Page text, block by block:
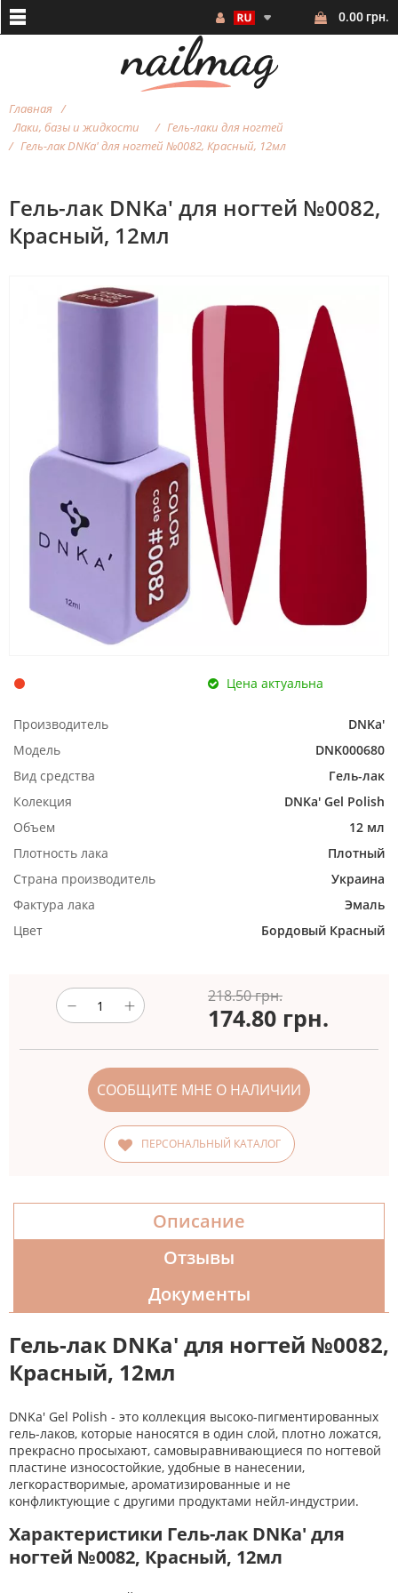
0.00 грн.
Главная
Лаки, базы и жидкости
Гель-лаки для ногтей
Гель-лак DNKa' для ногтей №0082, Красный, 12мл
Гель-лак DNKa' для ногтей №0082,
Красный, 12мл
Цена актуальна
Производитель
DNKa'
Модель
DNK000680
Вид средства
Гель-лак
Колекция
DNKa' Gel Polish
Объем
12 мл
Плотность лака
Плотный
Страна производитель
Украина
Фактура лака
Эмаль
Цвет
Бордовый Красный
218.50 грн.
174.80 грн.
СООБЩИТЕ МНЕ О НАЛИЧИИ
ПЕРСОНАЛЬНЫЙ КАТАЛОГ
Описание
Отзывы
Документы
Гель-лак DNKa' для ногтей №0082,
Красный, 12мл
DNKa' Gel Polish - это коллекция высоко-пигментированных
гель-лаков, которые наносятся в один слой, плотно ложатся,
прекрасно просыхают, самовыравнивающиеся по ногтевой
пластине износостойкие, удобные в нанесении,
легкорастворимые, ароматизированные и не
конфликтующие с другими продуктами нейл-индустрии.
Характеристики Гель-лак DNKa' для
ногтей №0082, Красный, 12мл